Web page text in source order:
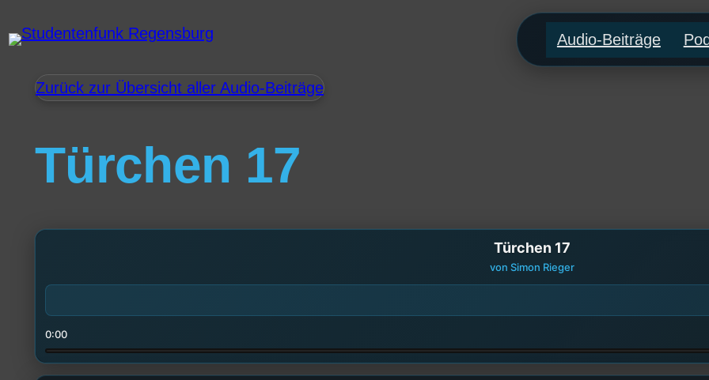
Audio-Beiträge
Zurück zur Übersicht aller Audio-Beiträge
Türchen 17
Türchen 17
von Simon Rieger
0:00